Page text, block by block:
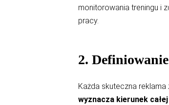
monitorowania treningu i
pracy.
2.
Każda skuteczna
wyznacza kierunek